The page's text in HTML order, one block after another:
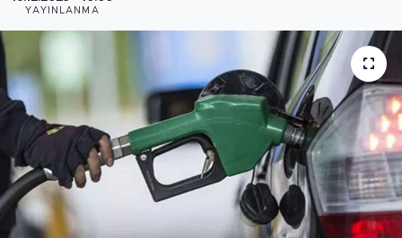
YAYINLANMA